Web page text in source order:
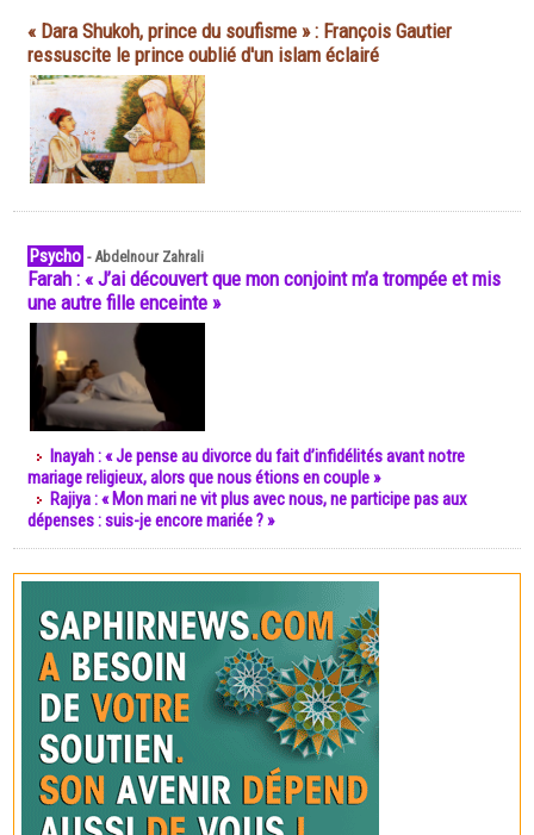
« Dara Shukoh, prince du soufisme » : François Gautier
ressuscite le prince oublié d'un islam éclairé
Psycho -Abdelnour Zahrali
Farah : « J’ai découvert que mon conjoint m’a trompée et mis
une autre fille enceinte »
Inayah : « Je pense au divorce du fait d’infidélités avant notre
mariage religieux, alors que nous étions en couple »
Rajiya : « Mon mari ne vit plus avec nous, ne participe pas aux
dépenses : suis-je encore mariée ? »